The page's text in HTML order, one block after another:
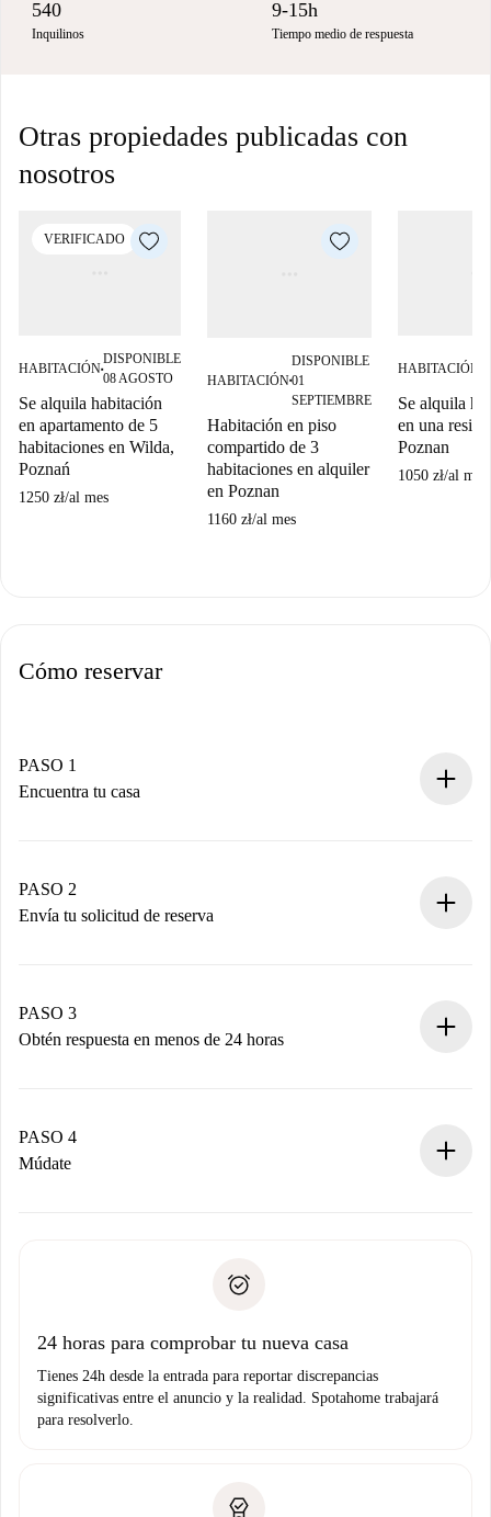
540
Inquilinos
9-15h
Tiempo medio de respuesta
Otras propiedades publicadas con
nosotros
VERIFICADO
HABITACIÓN■
DISPONIBLE
08 AGOSTO
Se alquila habitación
en apartamento de 5
habitaciones en Wilda,
Poznań
1250 zł/al mes
HABITACIÓN■
DISPONIBLE
01
SEPTIEMBRE
Habitación en piso
compartido de 3
habitaciones en alquiler
en Poznan
1160 zł/al mes
HABITACIÓN
Se alquila
en una
Poznan
1050 zł/al mes
Cómo reservar
PASO 1
Encuentra tu casa
Tienes toda la información necesaria por adelantado.
PASO 2
Envía tu solicitud de reserva
propietario acepte.
PASO 3
Obtén respuesta en menos de 24 horas
contacto con el propietario.
Si es rechazada: No te haremos ningún cargo y te
Prueba de solvencia
PASO 4
Múdate
no nos comunicas ningún problema.
24 horas para comprobar tu nueva casa
Tienes 24h desde la entrada para reportar discrepancias
significativas entre el anuncio y la realidad. Spotahome trabajará
para resolverlo.